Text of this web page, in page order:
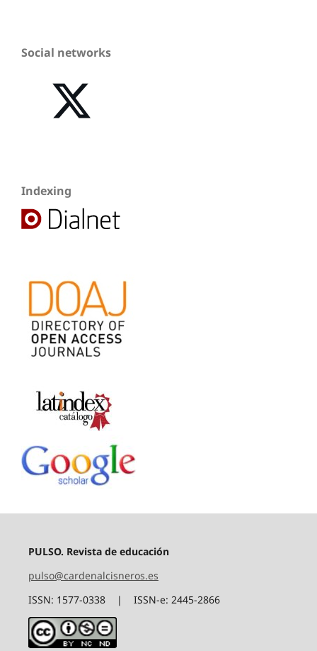
Social networks
Indexing
PULSO. Revista de educación
pulso@cardenalcisneros.es
ISSN: 1577-0338 | ISSN-e: 2445-2866